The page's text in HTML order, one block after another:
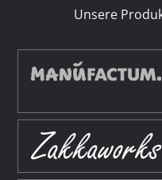
Unsere